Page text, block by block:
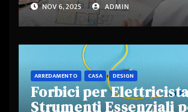
NOV 6, 2025 ADMIN
ARREDAMENTO CASA DESIGN
Forbici per
Strumenti Essenziali